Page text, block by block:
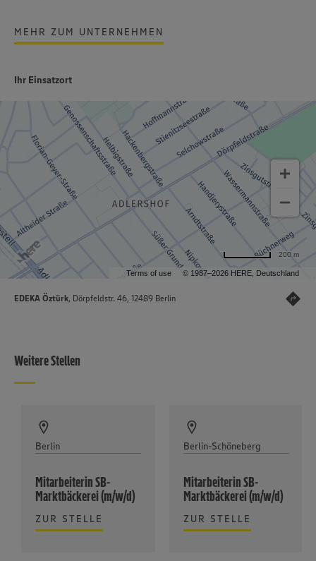
MEHR ZUM UNTERNEHMEN
Ihr Einsatzort
Terms of use © 1987–2026 HERE, Deutschland
200 m
EDEKA Öztürk, Dörpfeldstr. 46, 12489 Berlin
Weitere Stellen
Berlin
Mitarbeiterin SB-
Marktbäckerei (m/w/d)
ZUR STELLE
Berlin-Schöneberg
Mitarbeiterin SB-
Marktbäckerei (m/w/d)
ZUR STELLE